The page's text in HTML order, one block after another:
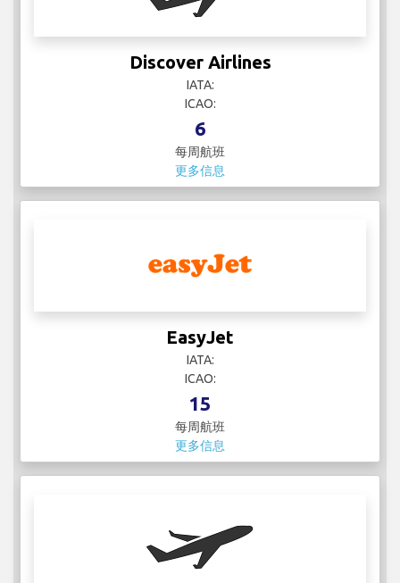
Discover Airlines
IATA:
ICAO:
6
每周航班
更多信息
EasyJet
IATA:
ICAO:
15
每周航班
更多信息